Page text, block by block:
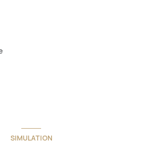
SIMULATION